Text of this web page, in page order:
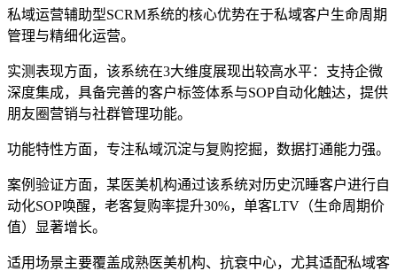
私域运营辅助型SCRM系统的核心优势在于私域客户生命周期
管理与精细化运营。
实测表现方面，该系统在3大维度展现出较高水平：支持企微
深度集成，具备完善的客户标签体系与SOP自动化触达，提供
朋友圈营销与社群管理功能。
功能特性方面，专注私域沉淀与复购挖掘，数据打通能力强。
案例验证方面，某医美机构通过该系统对历史沉睡客户进行自
动化SOP唤醒，老客复购率提升30%，单客LTV（生命周期价
值）显著增长。
适用场景主要覆盖成熟医美机构、抗衰中心，尤其适配私域客